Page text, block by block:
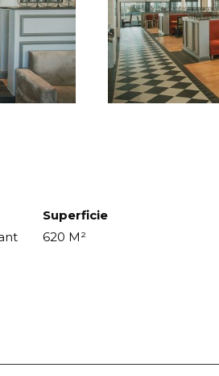
Superficie
620 M²